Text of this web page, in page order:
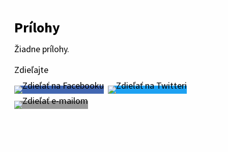
Prílohy
Žiadne prílohy.
Zdieľajte